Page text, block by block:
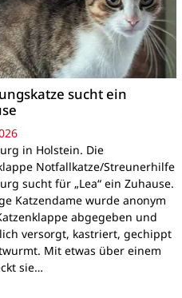
sucht ein
in Holstein. Die
Notfallkatze/Streunerhilfe
sucht für „Lea“ ein Zuhause.
Katzendame wurde anonym
abgegeben und
versorgt, kastriert, gechippt
Mit etwas über einem
sie…